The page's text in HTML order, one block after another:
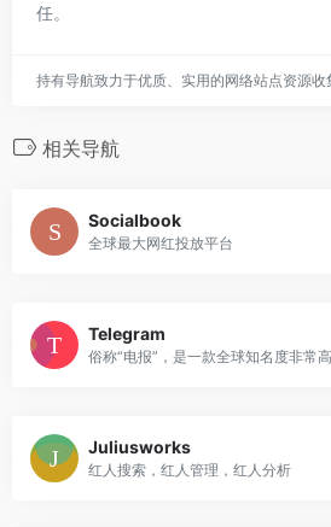
任。
持有导航致力于优质、实用的网络站点资源收
相关导航
Socialbook
全球最大网红投放平台
Telegram
俗称“电报”，是一款全球知名度非常
Juliusworks
红人搜索，红人管理，红人分析